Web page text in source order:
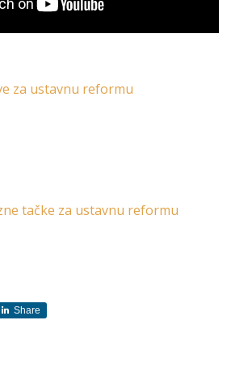
za ustavnu reformu
tačke za ustavnu reformu
Share